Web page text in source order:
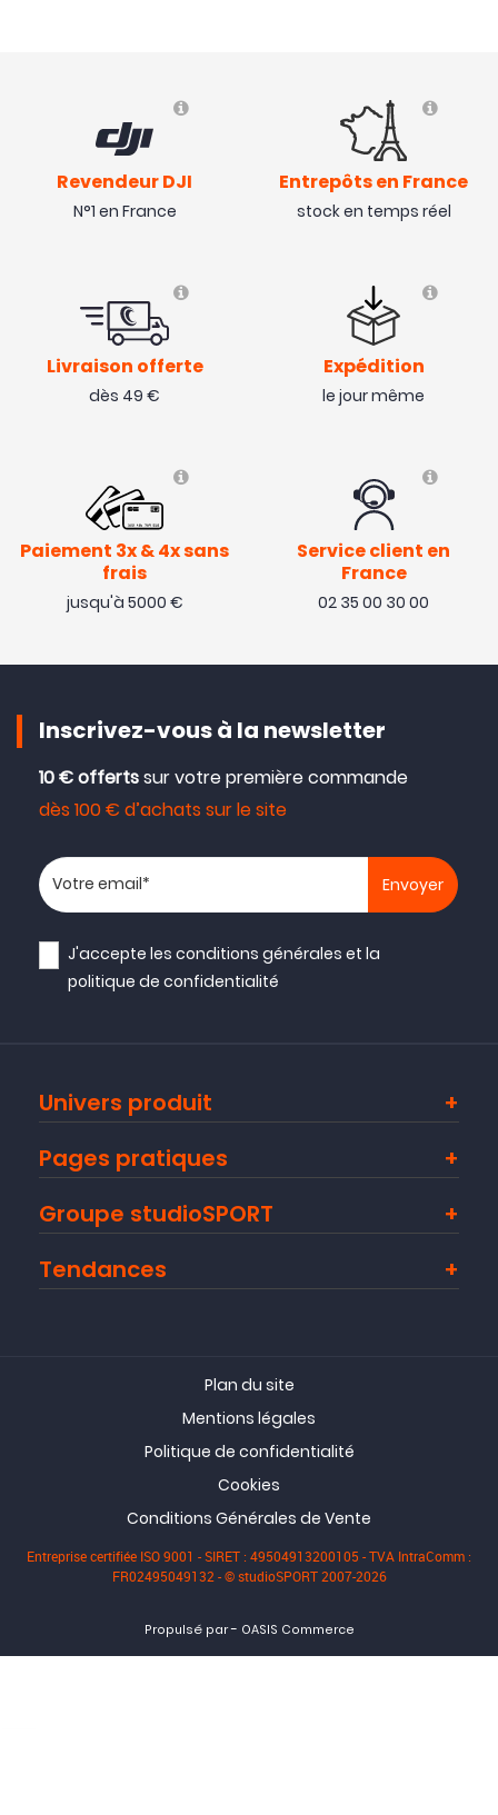
Revendeur DJI
N°1 en France
Entrepôts en France
stock en temps réel
Livraison offerte
dès 49 €
Expédition
le jour même
Paiement 3x & 4x sans
frais
jusqu'à 5000 €
Service client en
France
02 35 00 30 00
Inscrivez-vous à la newsletter
10 € offertssur votre première commande
dès 100 € d’achats sur le site
Votre adresse email
J'accepte lesconditions générales et la
politique de confidentialité
Univers produit
Pages pratiques
Groupe studioSPORT
Tendances
Plan du site
Mentions légales
Politique de confidentialité
Cookies
Conditions Générales de Vente
Entreprise certifiée ISO 9001 - SIRET : 49504913200105 - TVA IntraComm :
FR02495049132 - © studioSPORT 2007-2026
Propulsé par- OASIS Commerce